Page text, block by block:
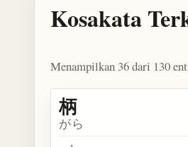
Kosakata
Menampilkan 36 dari 130
柄
がら